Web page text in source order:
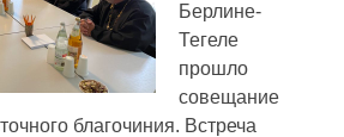
ki
Берлине-
Тегеле
прошло
совещание
благочиния. Встреча